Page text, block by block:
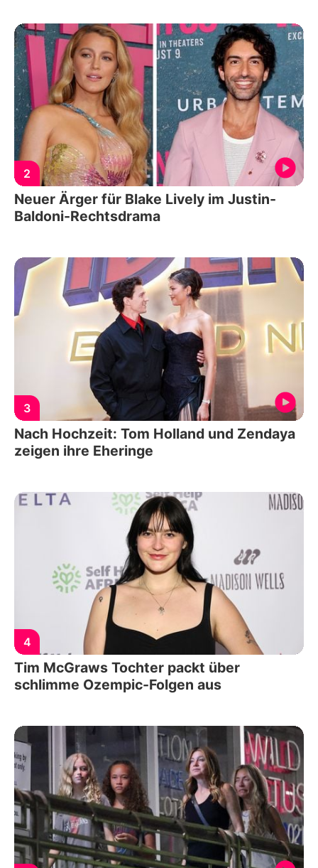
2
Neuer Ärger für Blake Lively im Justin-
Baldoni-Rechtsdrama
3
Nach Hochzeit: Tom Holland und Zendaya
zeigen ihre Eheringe
4
Tim McGraws Tochter packt über
schlimme Ozempic-Folgen aus